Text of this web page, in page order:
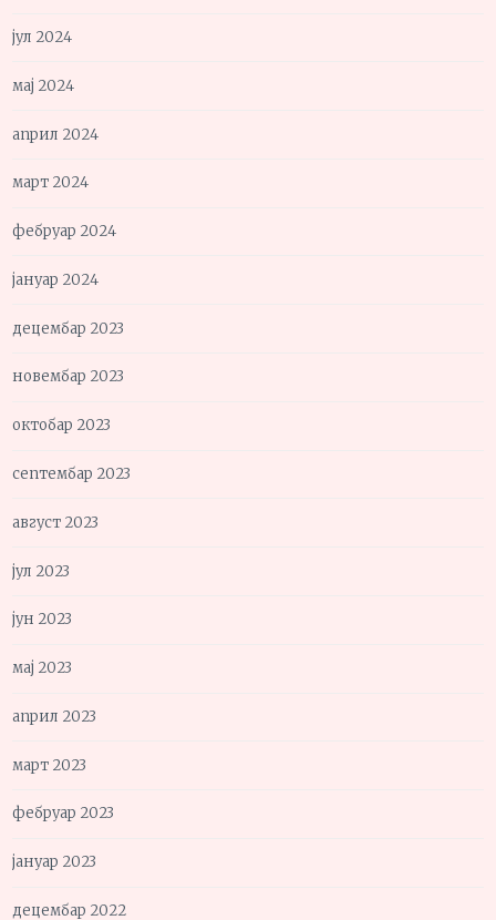
јул 2024
мај 2024
април 2024
март 2024
фебруар 2024
јануар 2024
децембар 2023
новембар 2023
октобар 2023
септембар 2023
август 2023
јул 2023
јун 2023
мај 2023
април 2023
март 2023
фебруар 2023
јануар 2023
децембар 2022